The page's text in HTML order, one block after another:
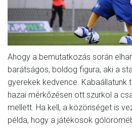
Ahogy a bemutatkozás során
barátságos, boldog figura, aki a
gyerekek kedvence. Kabaállatunk
hazai mérkőzésen ott szurkol a
mellett. Ha kell, a közönséget is
példa, hogy a játékosok